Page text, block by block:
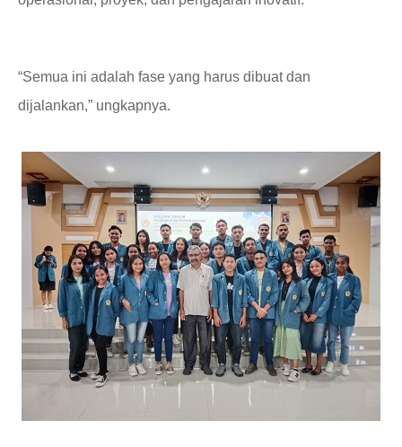
“Semua ini adalah fase yang harus dibuat dan
dijalankan,” ungkapnya.